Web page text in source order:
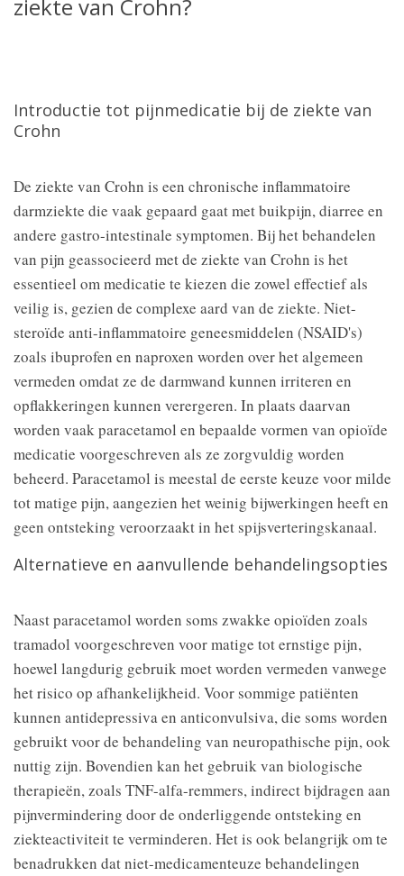
ziekte van Crohn?
Introductie tot pijnmedicatie bij de ziekte van
Crohn
De ziekte van Crohn is een chronische inflammatoire
darmziekte die vaak gepaard gaat met buikpijn, diarree en
andere gastro-intestinale symptomen. Bij het behandelen
van pijn geassocieerd met de ziekte van Crohn is het
essentieel om medicatie te kiezen die zowel effectief als
veilig is, gezien de complexe aard van de ziekte. Niet-
steroïde anti-inflammatoire geneesmiddelen (NSAID's)
zoals ibuprofen en naproxen worden over het algemeen
vermeden omdat ze de darmwand kunnen irriteren en
opflakkeringen kunnen verergeren. In plaats daarvan
worden vaak paracetamol en bepaalde vormen van opioïde
medicatie voorgeschreven als ze zorgvuldig worden
beheerd. Paracetamol is meestal de eerste keuze voor milde
tot matige pijn, aangezien het weinig bijwerkingen heeft en
geen ontsteking veroorzaakt in het spijsverteringskanaal.
Alternatieve en aanvullende behandelingsopties
Naast paracetamol worden soms zwakke opioïden zoals
tramadol voorgeschreven voor matige tot ernstige pijn,
hoewel langdurig gebruik moet worden vermeden vanwege
het risico op afhankelijkheid. Voor sommige patiënten
kunnen antidepressiva en anticonvulsiva, die soms worden
gebruikt voor de behandeling van neuropathische pijn, ook
nuttig zijn. Bovendien kan het gebruik van biologische
therapieën, zoals TNF-alfa-remmers, indirect bijdragen aan
pijnvermindering door de onderliggende ontsteking en
ziekteactiviteit te verminderen. Het is ook belangrijk om te
benadrukken dat niet-medicamenteuze behandelingen